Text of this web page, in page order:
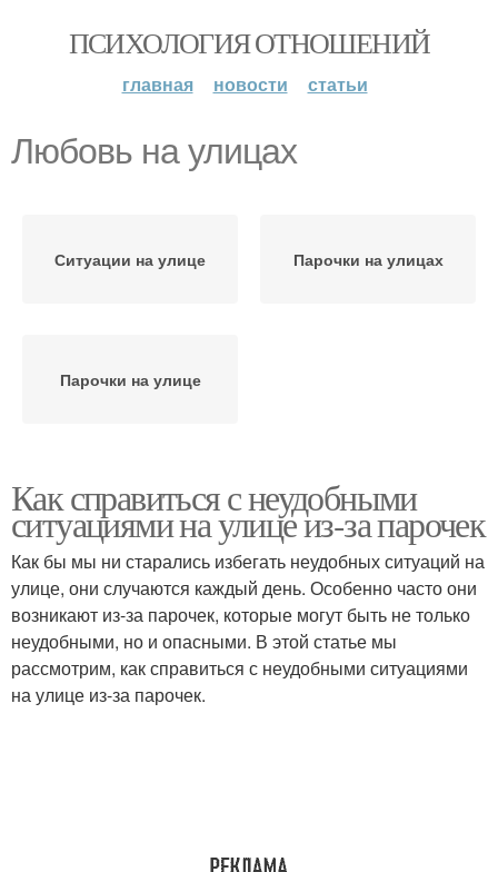
ПСИХОЛОГИЯ ОТНОШЕНИЙ
главная новости статьи
Любовь на улицах
Ситуации на улице Парочки на улицах
Парочки на улице
Как справиться с неудобными
ситуациями на улице из-за парочек
Как бы мы ни старались избегать неудобных ситуаций на
улице, они случаются каждый день. Особенно часто они
возникают из-за парочек, которые могут быть не только
неудобными, но и опасными. В этой статье мы
рассмотрим, как справиться с неудобными ситуациями
на улице из-за парочек.